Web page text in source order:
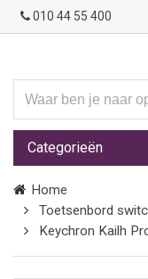
010 44 55 400
ben
je
naar
op
zoek?
Categorieën
Home
Toetsenbord
Keychron Kailh